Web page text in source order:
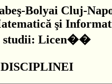
Bolyai Cluj-
şi
studii: Licen��